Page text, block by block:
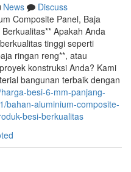
News
Discuss
Composite Panel, Baja
Apakah Anda
tinggi seperti
ringan reng**, atau
konstruksi Anda? Kami
bangunan terbaik dengan
besi-6-mm-panjang-
bahan-aluminium-composite-
besi-berkualitas